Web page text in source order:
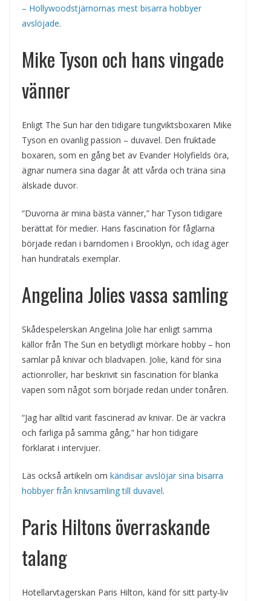
– Hollywoodstjärnornas mest bisarra hobbyer
avslöjade.
Mike Tyson och hans vingade
vänner
Enligt The Sun har den tidigare tungviktsboxaren Mike
Tyson en ovanlig passion – duvavel. Den fruktade
boxaren, som en gång bet av Evander Holyfields öra,
ägnar numera sina dagar åt att vårda och träna sina
älskade duvor.
“Duvorna är mina bästa vänner,” har Tyson tidigare
berättat för medier. Hans fascination för fåglarna
började redan i barndomen i Brooklyn, och idag äger
han hundratals exemplar.
Angelina Jolies vassa samling
Skådespelerskan Angelina Jolie har enligt samma
källor från The Sun en betydligt mörkare hobby – hon
samlar på knivar och bladvapen. Jolie, känd för sina
actionroller, har beskrivit sin fascination för blanka
vapen som något som började redan under tonåren.
“Jag har alltid varit fascinerad av knivar. De är vackra
och farliga på samma gång,” har hon tidigare
förklarat i intervjuer.
Läs också artikeln om kändisar avslöjar sina bisarra
hobbyer från knivsamling till duvavel.
Paris Hiltons överraskande
talang
Hotellarvtagerskan Paris Hilton, känd för sitt party-liv